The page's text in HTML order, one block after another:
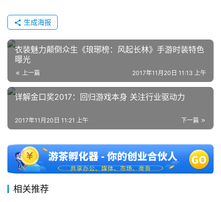
茶
对
接
会
上
海
站
中
文
中
生成海报
衣装魅力颠倒众生《琅琊榜：风起长林》手游时装特色
曝光
上一篇 2017年11月20日 11:13 上午
详解金口奖2017：回归游戏本身 关注行业驱动力
下一篇
2017年11月20日 11:21 上午
相关推荐